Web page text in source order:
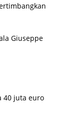
Giuseppe
40 juta euro